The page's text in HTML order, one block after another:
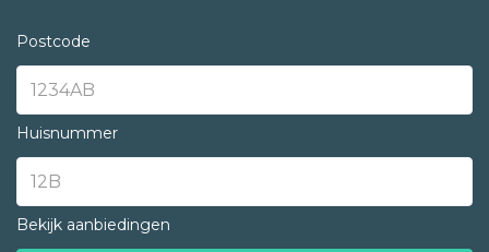
Postcode
Huisnummer
Bekijk aanbiedingen